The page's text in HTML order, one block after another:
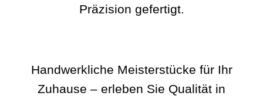
Präzision gefertigt.
Handwerkliche Meisterstücke für Ihr
Zuhause – erleben Sie Qualität in